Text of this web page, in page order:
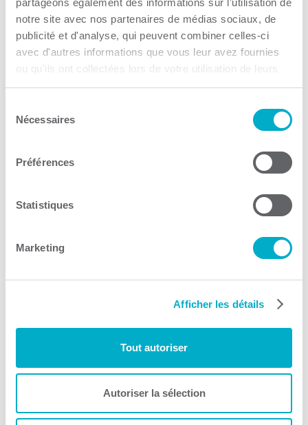
notre site avec nos partenaires de médias sociaux, de
publicité et d'analyse, qui peuvent combiner celles-ci
avec d'autres informations que vous leur avez fournies
ou qu'ils ont collectées lors de votre utilisation de leurs
services.
Nécessaires
Préférences
Statistiques
Marketing
Afficher les détails
Tout autoriser
Autoriser la sélection
École des entrepreneurs
du Québec
Consulter le site Web
SEMO Mauricie
Consulter le site Web